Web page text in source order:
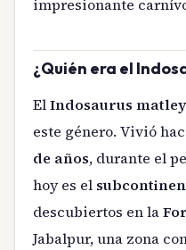
impresionante
¿Quién era el
ElIndosaurus
este género. Vivió
de años, durante el
hoy es el
descubiertos en la
Jabalpur, una zona